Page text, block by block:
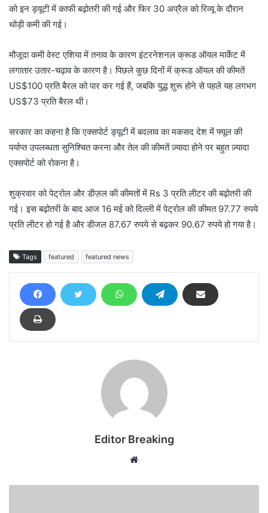
को इन ड्यूटी में काफी बढ़ोतरी की गई और फिर 30 अप्रैल को रिव्यू के दौरान
थोड़ी कमी की गई।
मौजूदा कमी वेस्ट एशिया में तनाव के कारण इंटरनेशनल क्रूड ऑयल मार्केट में
लगातार उतार-चढ़ाव के कारण है। पिछले कुछ दिनों में क्रूड ऑयल की कीमतें
US$100 प्रति बैरल को पार कर गई हैं, जबकि युद्ध शुरू होने से पहले यह लगभग
US$73 प्रति बैरल थी।
सरकार का कहना है कि एक्सपोर्ट ड्यूटी में बदलाव का मकसद देश में फ्यूल की
पर्याप्त उपलब्धता सुनिश्चित करना और तेल की कीमतें ज़्यादा होने पर बहुत ज़्यादा
एक्सपोर्ट को रोकना है।
शुक्रवार को पेट्रोल और डीज़ल की कीमतों में Rs 3 प्रति लीटर की बढ़ोतरी की
गई। इस बढ़ोतरी के बाद आज 16 मई को दिल्ली में पेट्रोल की कीमत 97.77 रुपये
प्रति लीटर हो गई है और डीजल 87.67 रुपये से बढ़कर 90.67 रुपये हो गया है।
Tags featured featured news
Editor Breaking
Website